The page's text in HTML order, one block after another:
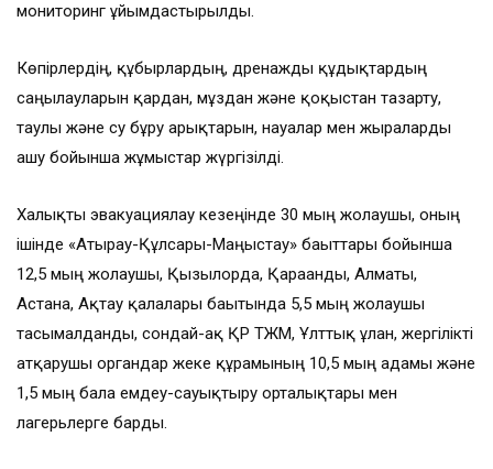
мониторинг ұйымдастырылды.
Көпірлердің, құбырлардың, дренажды құдықтардың
саңылауларын қардан, мұздан және қоқыстан тазарту,
таулы және су бұру арықтарын, науалар мен жыраларды
ашу бойынша жұмыстар жүргізілді.
Халықты эвакуациялау кезеңінде 30 мың жолаушы, оның
ішінде «Атырау-Құлсары-Маңғыстау» бағыттары бойынша
12,5 мың жолаушы, Қызылорда, Қарағанды, Алматы,
Астана, Ақтау қалалары бағытында 5,5 мың жолаушы
тасымалданды, сондай-ақ ҚР ТЖМ, Ұлттық ұлан, жергілікті
атқарушы органдар жеке құрамының 10,5 мың адамы және
1,5 мың бала емдеу-сауықтыру орталықтары мен
лагерьлерге барды.